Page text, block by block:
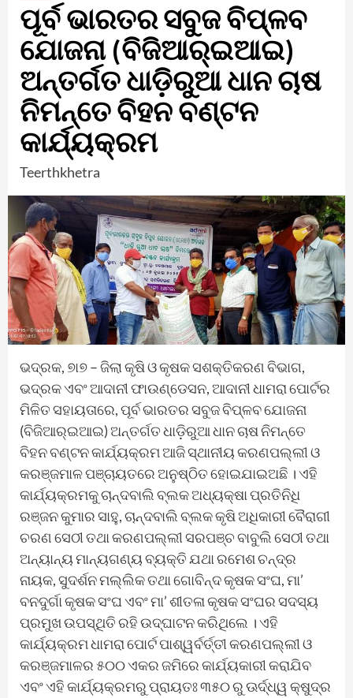
ପୂର୍ବ ଭାରତର ସବୁଜ ବିପ୍ଳବ
ଯୋଜନା (ବିଜିଆର୍‌ଇଆଇ)
ଅନ୍ତର୍ଗତ ଧାଡ଼ିରୁଆ ଧାନ ଚାଷ
ନିମନ୍ତେ ବିହନ ବଣ୍ଟନ
କାର୍ଯ୍ୟକ୍ରମ
Teerthkhetra
ଭଦ୍ରକ, ୭ା୭ – ଜିଲା କୃଷି ଓ କୃଷକ ସଶକ୍ତିକରଣ ବିଭାଗ,
ଭଦ୍ରକ ଏବଂ ଆଦାନୀ ଫାଉଣ୍ଡେସନ, ଆଦାନୀ ଧାମରା ପୋର୍ଟର
ମିଳିତ ସହାୟତାରେ, ପୂର୍ବ ଭାରତର ସବୁଜ ବିପ୍ଳବ ଯୋଜନା
(ବିଜିଆର୍‌ଇଆଇ) ଅନ୍ତର୍ଗତ ଧାଡ଼ିରୁଆ ଧାନ ଚାଷ ନିମନ୍ତେ
ବିହନ ବଣ୍ଟନ କାର୍ଯ୍ୟକ୍ରମ ଆଜି ସ୍ଥାନୀୟ କରଣପଲ୍ଲୀ ଓ
କରଞ୍ଜମାଳ ପଞ୍ଚାୟତରେ ଅନୁଷ୍ଠିତ ହୋଇଯାଇଅଛି । ଏହି
କାର୍ଯ୍ୟକ୍ରମକୁ ଚାନ୍ଦବାଲି ବ୍ଲକ ଅଧ୍ୟକ୍ଷା ପ୍ରତିନିଧି
ରଞ୍ଜନ କୁମାର ସାହୁ, ଚାନ୍ଦବାଲି ବ୍ଲକ କୃଷି ଅଧିକାରୀ ବୈରାଗୀ
ଚରଣ ସେଠୀ ତଥା କରଣପଲ୍ଲୀ ସରପଞ୍ଚ ବାବୁଲି ସେଠୀ ତଥା
ଅନ୍ୟାନ୍ୟ ମାନ୍ୟଗଣ୍ୟ ବ୍ୟକ୍ତି ଯଥା ରମେଶ ଚନ୍ଦ୍ର
ନାୟକ, ସୁଦର୍ଶନ ମଲ୍ଲିକ ତଥା ଗୋବିନ୍ଦ କୃଷକ ସଂଘ, ମା’
ବନଦୁର୍ଗା କୃଷକ ସଂଘ ଏବଂ ମା’ ଶୀତଳା କୃଷକ ସଂଘର ସଦସ୍ୟ
ପ୍ରମୁଖ ଉପସ୍ଥିତି ରହି ଉଦ୍‌ଘାଟନ କରିଥିଲେ । ଏହି
କାର୍ଯ୍ୟକ୍ରମ ଧାମରା ପୋର୍ଟ ପାଶ୍ୱର୍ବର୍ତ୍ତୀ କରଣପଲ୍ଲୀ ଓ
କରଞ୍ଜମାଳର ୫୦୦ ଏକର ଜମିରେ କାର୍ଯ୍ୟକାରୀ କରାଯିବ
ଏବଂ ଏହି କାର୍ଯ୍ୟକ୍ରମରୁ ପ୍ରାୟତଃ ୩୫୦ ରୁ ଊର୍ଦ୍ଧ୍ୱ କ୍ଷୁଦ୍ର